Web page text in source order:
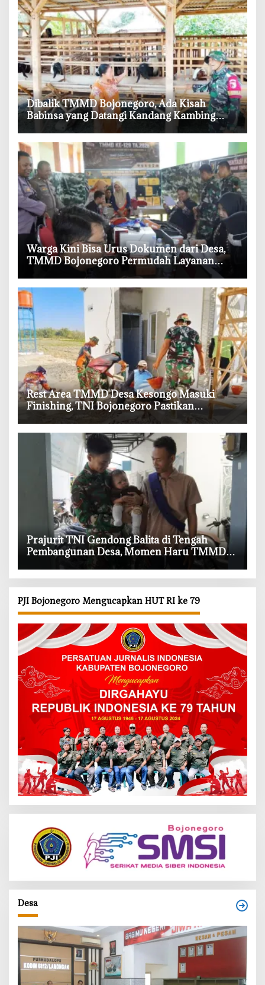
‎Dibalik TMMD Bojonegoro, Ada Kisah
Babinsa yang Datangi Kandang Kambing
Demi Dengar Keluh Warga
‎Warga Kini Bisa Urus Dokumen dari Desa,
TMMD Bojonegoro Permudah Layanan
Adminduk
‎Rest Area TMMD Desa Kesongo Masuki
Finishing, TNI Bojonegoro Pastikan
Bangunan Kokoh dan Nyaman
‎Prajurit TNI Gendong Balita di Tengah
Pembangunan Desa, Momen Haru TMMD
Bojonegoro
PJI Bojonegoro Mengucapkan HUT RI ke 79
Desa